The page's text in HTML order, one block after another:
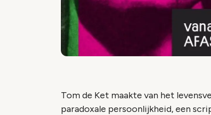
Tom de Ket maakte van het
paradoxale persoonlijkheid, een